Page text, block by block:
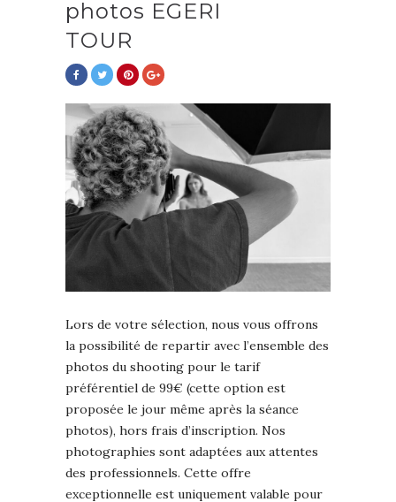
photos EGERI
TOUR
Lors de votre sélection, nous vous offrons
la possibilité de repartir avec l’ensemble des
photos du shooting pour le tarif
préférentiel de 99€ (cette option est
proposée le jour même après la séance
photos), hors frais d’inscription. Nos
photographies sont adaptées aux attentes
des professionnels. Cette offre
exceptionnelle est uniquement valable pour